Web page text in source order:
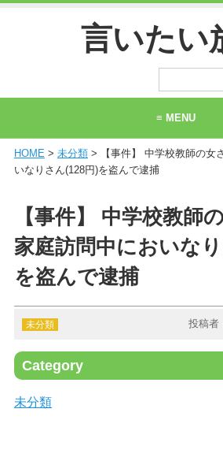
言いたい
≡ MENU
ホーム
お問い合わせ
HOME> 未分類> 【事件】 中学校教師の女
いなりさん(128円)を盗んで逮捕
【事件】 中学校教師
家庭訪問中においな
を盗んで逮捕
未分類 投稿者
Category
未分類